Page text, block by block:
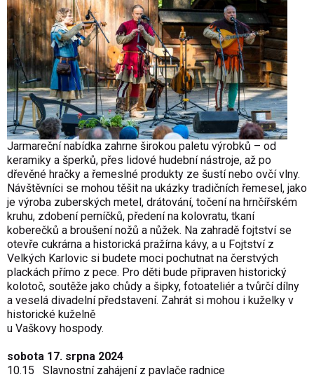
Jarmareční nabídka zahrne širokou paletu výrobků – od
keramiky a šperků, přes lidové hudební nástroje, až po
dřevěné hračky a řemeslné produkty ze šustí nebo ovčí vlny.
Návštěvníci se mohou těšit na ukázky tradičních řemesel, jako
je výroba zuberských metel, drátování, točení na hrnčířském
kruhu, zdobení perníčků, předení na kolovratu, tkaní
koberečků a broušení nožů a nůžek. Na zahradě fojtství se
otevře cukrárna a historická pražírna kávy, a u Fojtství z
Velkých Karlovic si budete moci pochutnat na čerstvých
plackách přímo z pece. Pro děti bude připraven historický
kolotoč, soutěže jako chůdy a šipky, fotoateliér a tvůrčí dílny
a veselá divadelní představení. Zahrát si mohou i kuželky v
historické kuželně
u Vaškovy hospody.
sobota 17. srpna 2024
10.15 Slavnostní zahájení z pavlače radnice